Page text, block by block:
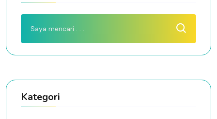
Kategori